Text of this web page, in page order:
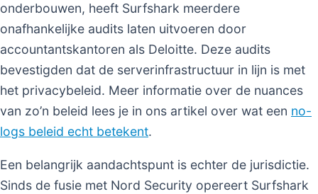
onderbouwen, heeft Surfshark meerdere
onafhankelijke audits laten uitvoeren door
accountantskantoren als Deloitte. Deze audits
bevestigden dat de serverinfrastructuur in lijn is met
het privacybeleid. Meer informatie over de nuances
van zo’n beleid lees je in ons artikel over wat een no-
logs beleid echt betekent.
Een belangrijk aandachtspunt is echter de jurisdictie.
Sinds de fusie met Nord Security opereert Surfshark